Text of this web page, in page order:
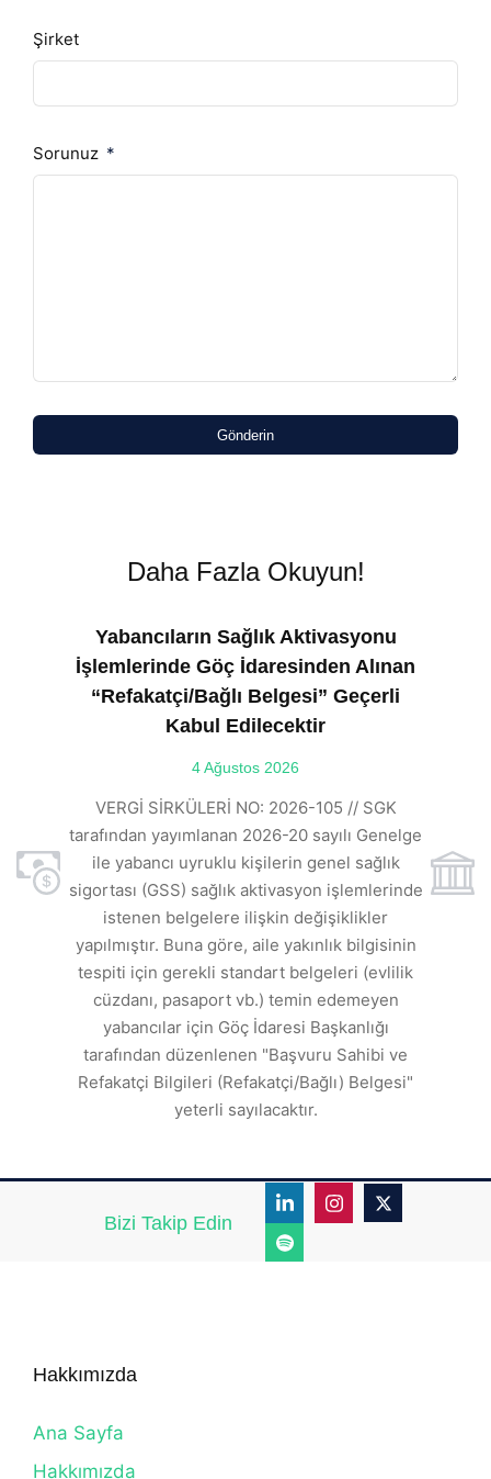
Şirket
Sorunuz
Gönderin
Daha Fazla Okuyun!
Yabancıların Sağlık Aktivasyonu
İşlemlerinde Göç İdaresinden Alınan
“Refakatçi/Bağlı Belgesi” Geçerli
Kabul Edilecektir
4 Ağustos 2026
VERGİ SİRKÜLERİ NO: 2026-105 // SGK
tarafından yayımlanan 2026-20 sayılı Genelge
ile yabancı uyruklu kişilerin genel sağlık
sigortası (GSS) sağlık aktivasyon işlemlerinde
istenen belgelere ilişkin değişiklikler
yapılmıştır. Buna göre, aile yakınlık bilgisinin
tespiti için gerekli standart belgeleri (evlilik
cüzdanı, pasaport vb.) temin edemeyen
yabancılar için Göç İdaresi Başkanlığı
tarafından düzenlenen "Başvuru Sahibi ve
Refakatçi Bilgileri (Refakatçi/Bağlı) Belgesi"
yeterli sayılacaktır.
Bizi Takip Edin
Hakkımızda
Ana Sayfa
Hakkımızda